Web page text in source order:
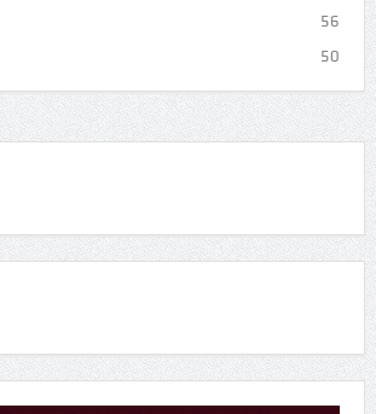
56
50